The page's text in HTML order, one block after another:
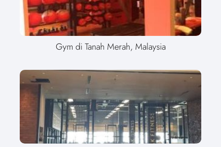
Gym di Tanah Merah, Malaysia